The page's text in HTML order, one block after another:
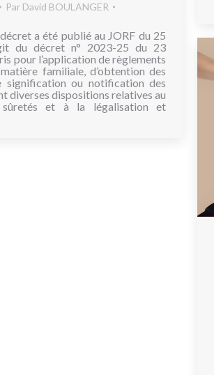
Par David BOULANGER
a été publié au JORF du 25
du décret n° 2023-25 du 23
pour l’application de règlements
familiale, d’obtention des
signification ou notification des
diverses dispositions relatives au
sûretés et à la légalisation et